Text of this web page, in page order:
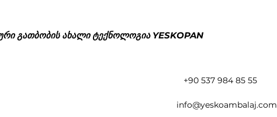
გათბობის ახალი ტექნოლოგია YESKOPAN
+90 537 984 85 55
info@yeskoambalaj.com